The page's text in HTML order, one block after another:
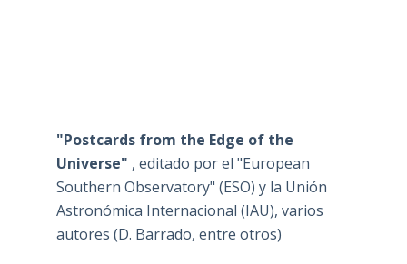
"Postcards from the Edge of the
Universe" , editado por el "European
Southern Observatory" (ESO) y la Unión
Astronómica Internacional (IAU), varios
autores (D. Barrado, entre otros)